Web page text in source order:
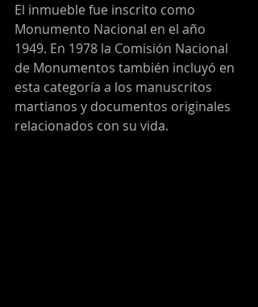
El inmueble fue inscrito como
Monumento Nacional en el año
1949. En 1978 la Comisión Nacional
de Monumentos también incluyó en
esta categoría a los manuscritos
martianos y documentos originales
relacionados con su vida.